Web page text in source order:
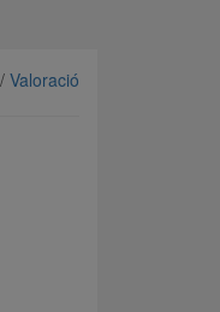
/ Valoració